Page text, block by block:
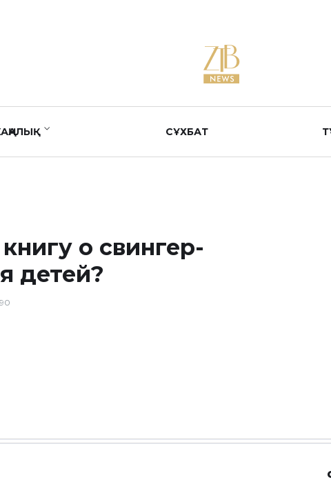
СҰХБАТ
о свингер-
детей?